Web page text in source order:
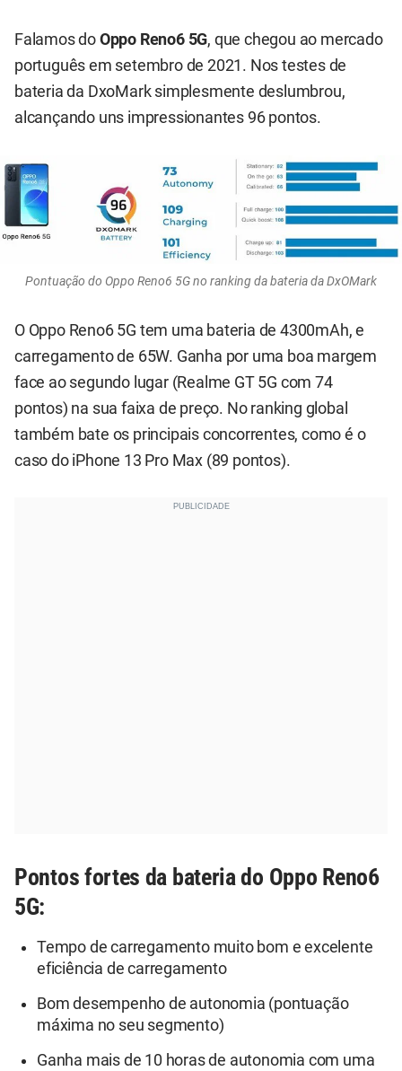
Falamos do Oppo Reno6 5G, que chegou ao mercado
português em setembro de 2021. Nos testes de
bateria da DxoMark simplesmente deslumbrou,
alcançando uns impressionantes 96 pontos.
Pontuação do Oppo Reno6 5G no ranking da bateria da DxOMark
O Oppo Reno6 5G tem uma bateria de 4300mAh, e
carregamento de 65W. Ganha por uma boa margem
face ao segundo lugar (Realme GT 5G com 74
pontos) na sua faixa de preço. No ranking global
também bate os principais concorrentes, como é o
caso do iPhone 13 Pro Max (89 pontos).
Pontos fortes da bateria do Oppo Reno6
5G:
Tempo de carregamento muito bom e excelente
eficiência de carregamento
Bom desempenho de autonomia (pontuação
máxima no seu segmento)
Ganha mais de 10 horas de autonomia com uma